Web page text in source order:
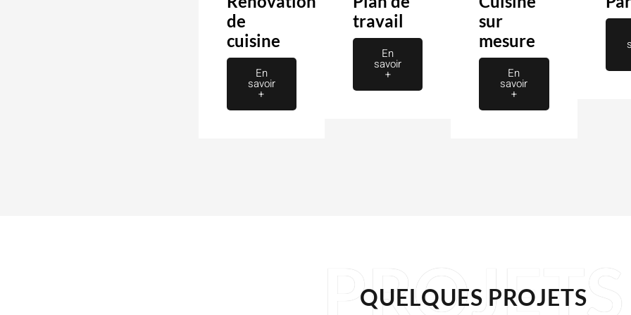
de
cuisine
En
savoir
+
travail
En
savoir
+
sur
mesure
En
savoir
+
PROJETS
QUELQUES PROJETS